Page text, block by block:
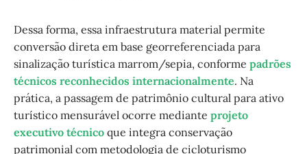
Dessa forma, essa infraestrutura material permite
conversão direta em base georreferenciada para
sinalização turística marrom/sepia, conforme padrões
técnicos reconhecidos internacionalmente. Na
prática, a passagem de patrimônio cultural para ativo
turístico mensurável ocorre mediante projeto
executivo técnico que integra conservação
patrimonial com metodologia de cicloturismo